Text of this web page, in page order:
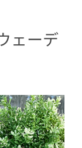
ェーデ